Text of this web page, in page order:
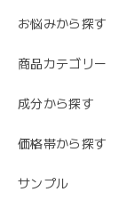
お悩みから探す
商品カテゴリー
成分から探す
価格帯から探す
サンプル